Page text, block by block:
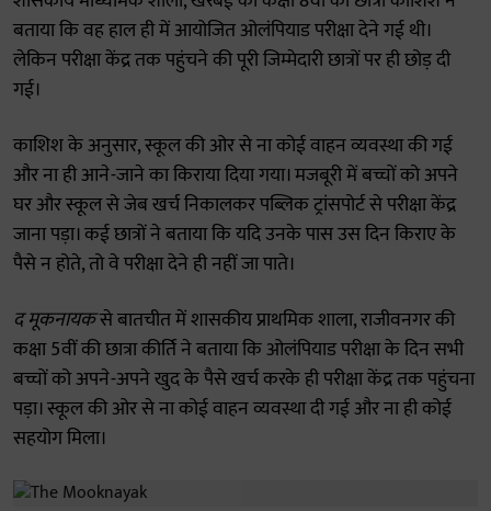
बताया कि वह हाल ही में आयोजित ओलंपियाड परीक्षा देने गई थी।
लेकिन परीक्षा केंद्र तक पहुंचने की पूरी जिम्मेदारी छात्रों पर ही छोड़ दी
गई।
काशिश के अनुसार, स्कूल की ओर से ना कोई वाहन व्यवस्था की गई
और ना ही आने-जाने का किराया दिया गया। मजबूरी में बच्चों को अपने
घर और स्कूल से जेब खर्च निकालकर पब्लिक ट्रांसपोर्ट से परीक्षा केंद्र
जाना पड़ा। कई छात्रों ने बताया कि यदि उनके पास उस दिन किराए के
पैसे न होते, तो वे परीक्षा देने ही नहीं जा पाते।
द मूकनायकसे बातचीत में शासकीय प्राथमिक शाला, राजीवनगर की
कक्षा 5वीं की छात्रा कीर्ति ने बताया कि ओलंपियाड परीक्षा के दिन सभी
बच्चों को अपने-अपने खुद के पैसे खर्च करके ही परीक्षा केंद्र तक पहुंचना
पड़ा। स्कूल की ओर से ना कोई वाहन व्यवस्था दी गई और ना ही कोई
सहयोग मिला।